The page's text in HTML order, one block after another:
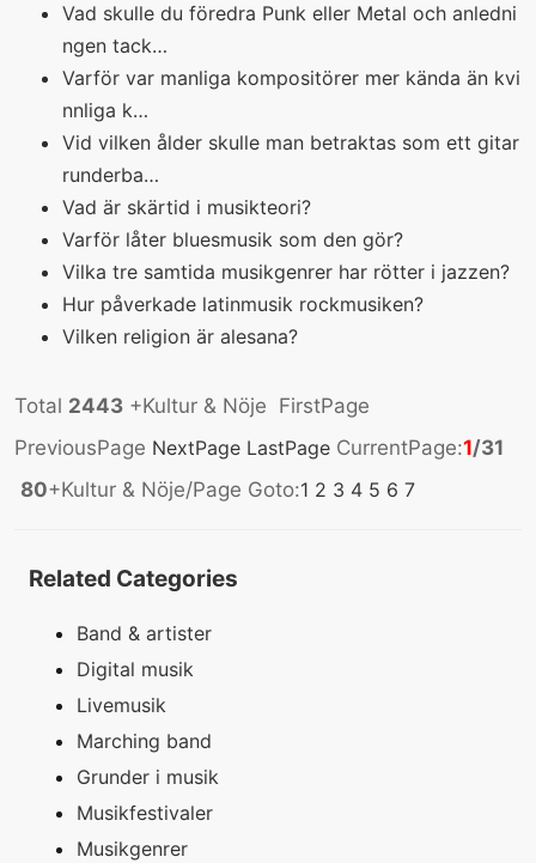
Vad skulle du föredra Punk eller Metal och anledni
ngen tack…
Varför var manliga kompositörer mer kända än kvi
nnliga k…
Vid vilken ålder skulle man betraktas som ett gitar
runderba…
Vad är skärtid i musikteori?
Varför låter bluesmusik som den gör?
Vilka tre samtida musikgenrer har rötter i jazzen?
Hur påverkade latinmusik rockmusiken?
Vilken religion är alesana?
Total 2443 +Kultur & Nöje FirstPage
PreviousPage NextPage LastPage CurrentPage:1/31
80+Kultur & Nöje/Page Goto:1 2 3 4 5 6 7
Related Categories
Band & artister
Digital musik
Livemusik
Marching band
Grunder i musik
Musikfestivaler
Musikgenrer